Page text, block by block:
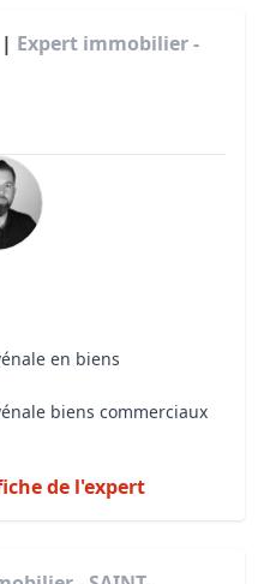
Expert immobilier -
en biens
biens commerciaux
de l'expert